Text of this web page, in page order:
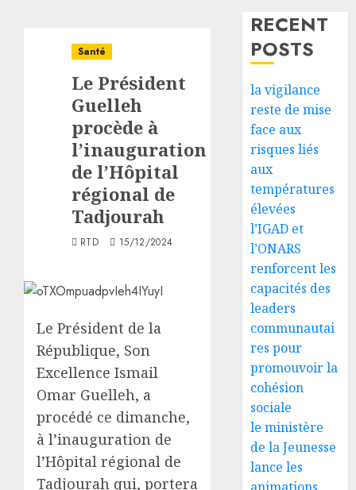
Santé
Le Président
Guelleh
procède à
l’inauguration
de l’Hôpital
régional de
Tadjourah
RTD 15/12/2024
Le Président de la
République, Son
Excellence Ismail
Omar Guelleh, a
procédé ce dimanche,
à l’inauguration de
l’Hôpital régional de
Tadjourah qui, portera
RECENT
POSTS
la vigilance
reste de mise
face aux
risques liés
aux
températures
élevées
l’IGAD et
l’ONARS
renforcent les
capacités des
leaders
communautai
res pour
promouvoir la
cohésion
sociale
le ministère
de la Jeunesse
lance les